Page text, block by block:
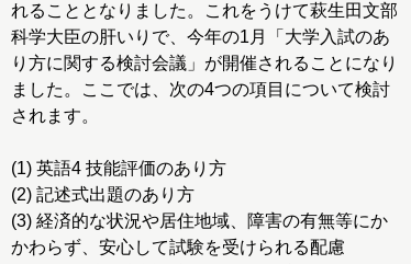
れることとなりました。これをうけて萩生田文部
科学大臣の肝いりで、今年の1月「大学入試のあ
り方に関する検討会議」が開催されることになり
ました。ここでは、次の4つの項目について検討
されます。
(1) 英語4 技能評価のあり方
(2) 記述式出題のあり方
(3) 経済的な状況や居住地域、障害の有無等にか
かわらず、安心して試験を受けられる配慮